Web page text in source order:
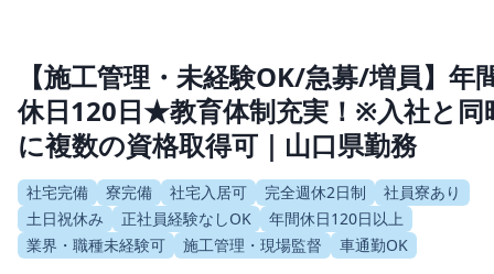
【施工管理・未経験OK/急募/増員】年
休日120日★教育体制充実！※入社と同
に複数の資格取得可｜山口県勤務
社宅完備 寮完備 社宅入居可 完全週休2日制
社員寮あり
土日祝休み
正社員経験なしOK
年間休日120日以上
業界・職種未経験可
施工管理・現場監督 車通勤OK